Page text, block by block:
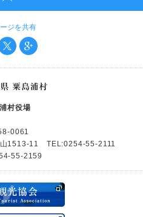
ジを共有
村役場
0061
山1513-11 TEL:0254-55-2111
55-2159